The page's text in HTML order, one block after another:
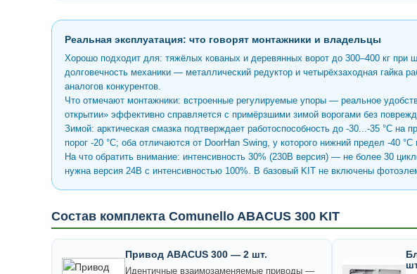
Реальная эксплуатация: что говорят монтажники и владельцы
Хорошо подходит для: тяжёлых кованых и деревянных ворот до 300–400 кг при
долговечность механики — металлический редуктор и четырёхзаходная гайка
аналогов конкурентов.
Что отмечают монтажники: встроенные регулируемые упоры — реальное
открытии» эффективно справляется с примёрзшими зимой ворогами без
Зимой: арктическая смазка подтверждает работоспособность до -30...-35 °C на
порог -20 °C; оба отличаются от DoorHan Swing, у которого нижний предел -40 °C
На что обратить внимание: интенсивность 30% (230В версия) — не более 30
нужна версия 24В с интенсивностью 100%. В базовый KIT не включены
Состав комплекта Comunello ABACUS 300 KIT
Привод ABACUS 300 — 2 шт.
Идентичные взаимозаменяемые приводы —